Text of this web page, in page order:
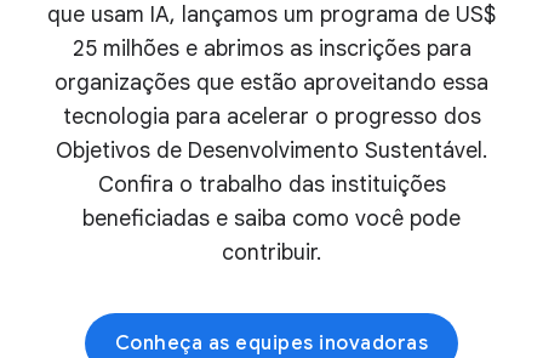
que usam IA, lançamos um programa de US$
25 milhões e abrimos as inscrições para
organizações que estão aproveitando essa
tecnologia para acelerar o progresso dos
Objetivos de Desenvolvimento Sustentável.
Confira o trabalho das instituições
beneficiadas e saiba como você pode
contribuir.
Conheça as equipes inovadoras